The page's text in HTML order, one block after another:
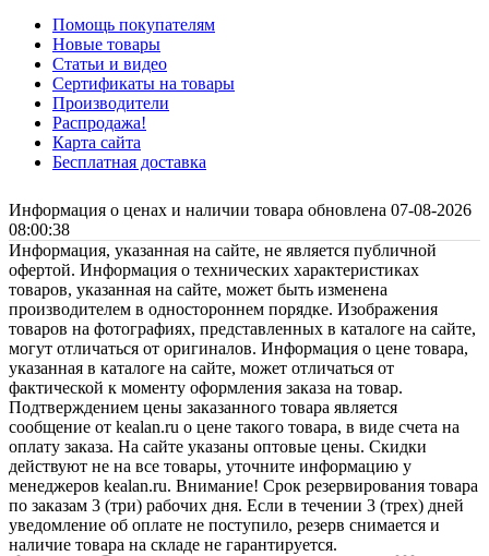
Помощь покупателям
Новые товары
Статьи и видео
Сертификаты на товары
Производители
Распродажа!
Карта сайта
Бесплатная доставка
Информация о ценах и наличии товара обновлена 07-08-2026
08:00:38
Информация, указанная на сайте, не является публичной
офертой. Информация о технических характеристиках
товаров, указанная на сайте, может быть изменена
производителем в одностороннем порядке. Изображения
товаров на фотографиях, представленных в каталоге на сайте,
могут отличаться от оригиналов. Информация о цене товара,
указанная в каталоге на сайте, может отличаться от
фактической к моменту оформления заказа на товар.
Подтверждением цены заказанного товара является
сообщение от kealan.ru о цене такого товара, в виде счета на
оплату заказа. На сайте указаны оптовые цены. Скидки
действуют не на все товары, уточните информацию у
менеджеров kealan.ru. Внимание! Срок резервирования товара
по заказам 3 (три) рабочих дня. Если в течении 3 (трех) дней
уведомление об оплате не поступило, резерв снимается и
наличие товара на складе не гарантируется.